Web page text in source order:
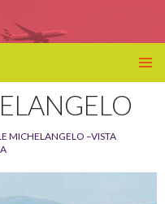
MICHELANGELO –VISTA